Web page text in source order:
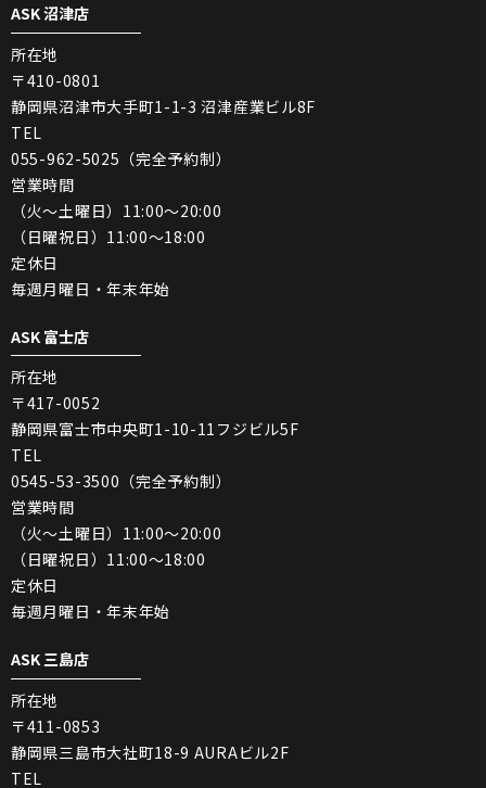
ASK 沼津店
所在地
〒410-0801
静岡県沼津市大手町1-1-3 沼津産業ビル8F
TEL
055-962-5025（完全予約制）
営業時間
（火〜土曜日）11:00〜20:00
（日曜祝日）11:00〜18:00
定休日
毎週月曜日・年末年始
ASK 富士店
所在地
〒417-0052
静岡県富士市中央町1-10-11フジビル5F
TEL
0545-53-3500（完全予約制）
営業時間
（火〜土曜日）11:00〜20:00
（日曜祝日）11:00〜18:00
定休日
毎週月曜日・年末年始
ASK 三島店
所在地
〒411-0853
静岡県三島市大社町18-9 AURAビル2F
TEL